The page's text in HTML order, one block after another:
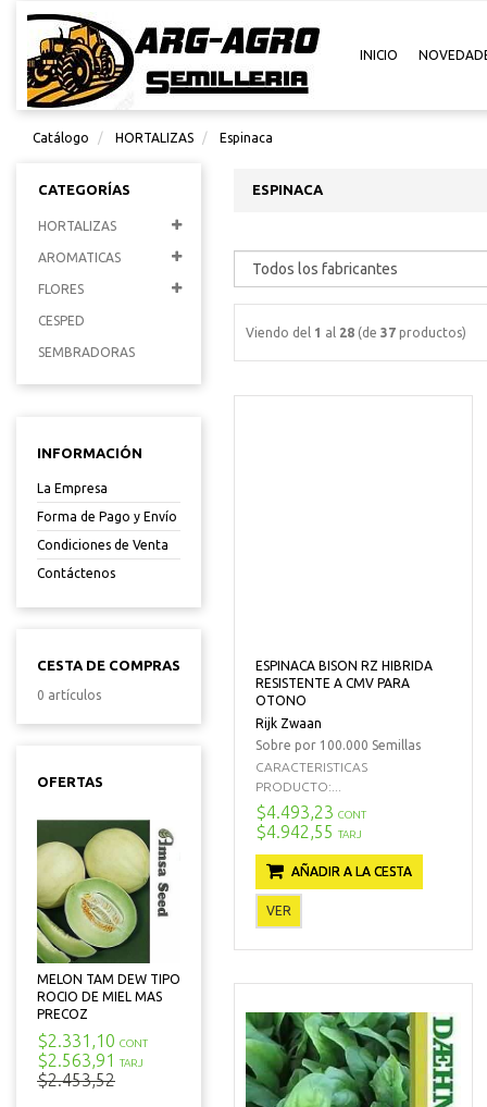
INICIO
Catálogo HORTALIZAS Espinaca
CATEGORÍAS
HORTALIZAS
AROMATICAS
FLORES
CESPED
SEMBRADORAS
INFORMACIÓN
La Empresa
Forma de Pago y Envío
Condiciones de Venta
Contáctenos
CESTA DE COMPRAS
0 artículos
OFERTAS
MELON TAM DEW TIPO
ROCIO DE MIEL MAS
PRECOZ
$2.331,10 CONT
$2.563,91 TARJ
$2.453,52
ESPINACA
Viendo del 1 al 28 (de 37 productos)
ESPINACA BISON RZ HIBRIDA
RESISTENTE A CMV PARA
OTONO
Rijk Zwaan
Sobre por 100.000 Semillas
CARACTERISTICAS
PRODUCTO:...
$4.493,23 CONT
$4.942,55 TARJ
AÑADIR A LA CESTA
VER